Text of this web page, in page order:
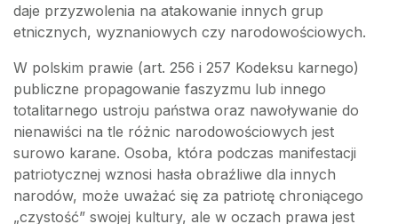
daje przyzwolenia na atakowanie innych grup
etnicznych, wyznaniowych czy narodowościowych.
W polskim prawie (art. 256 i 257 Kodeksu karnego)
publiczne propagowanie faszyzmu lub innego
totalitarnego ustroju państwa oraz nawoływanie do
nienawiści na tle różnic narodowościowych jest
surowo karane. Osoba, która podczas manifestacji
patriotycznej wznosi hasła obraźliwe dla innych
narodów, może uważać się za patriotę chroniącego
„czystość” swojej kultury, ale w oczach prawa jest